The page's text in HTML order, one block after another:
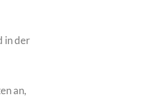
in der
an,